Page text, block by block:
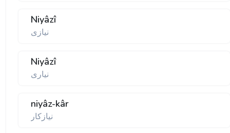
Niyâzî
نيازی
Niyâzî
نياری
niyâz-kâr
نيازکار